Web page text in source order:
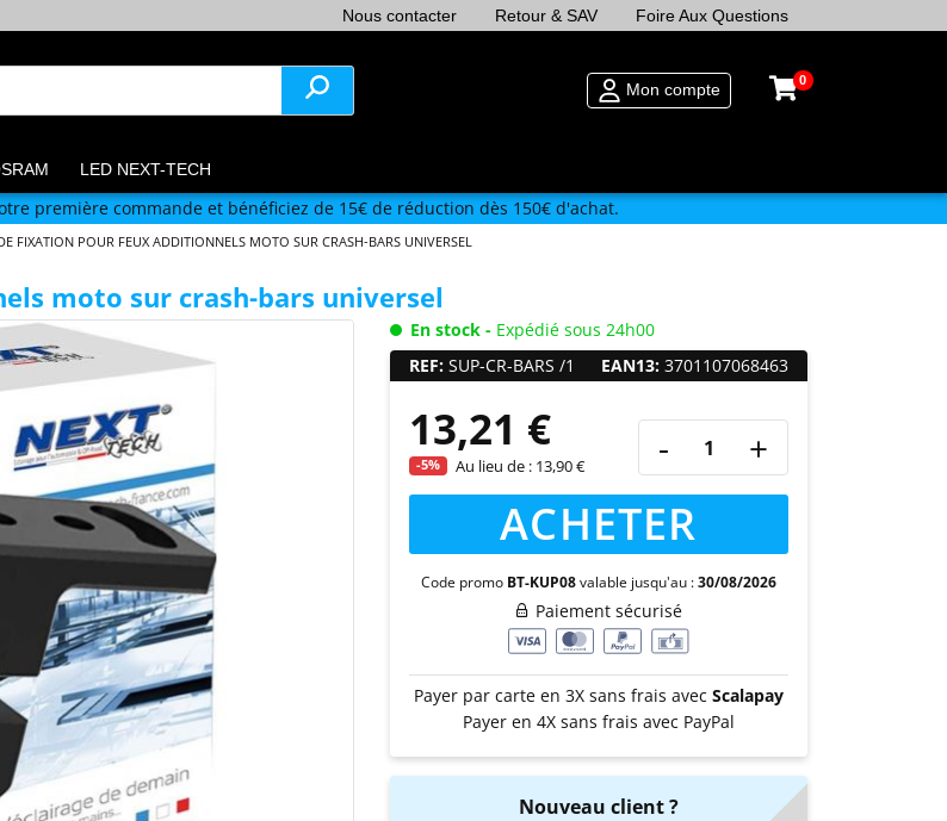
Nous contacter Retour & SAV Foire Aux Questions
Mon compte 0
LED NEXT-TECH
première commande et bénéficiez de 15€ de réduction dès 150€ d'achat.
FIXATION POUR FEUX ADDITIONNELS MOTO SUR CRASH-BARS UNIVERSEL
moto sur crash-bars universel
En stock - Expédié sous 24h00
REF: SUP-CR-BARS /1 EAN13:3701107068463
13,21 €
-5% Au lieu de : 13,90 € - +
ACHETER
Code promo BT-KUP08valable jusqu'au :30/08/2026
Paiement sécurisé
Payer par carte en 3X sans frais avec Scalapay
Payer en 4X sans frais avec PayPal
Nouveau client ?